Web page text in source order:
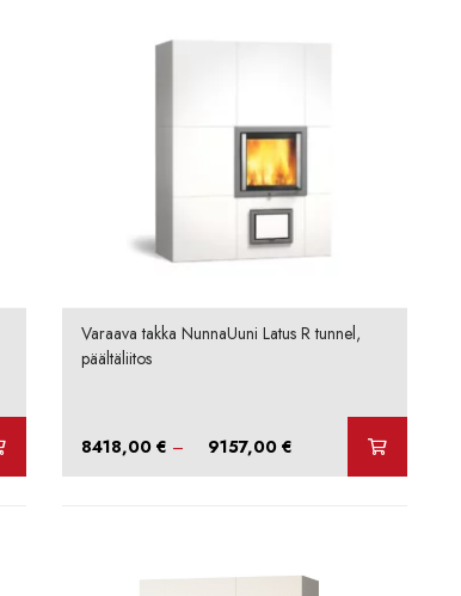
Varaava takka NunnaUuni Latus R tunnel,
päältäliitos
8418,00€ – 9157,00€ Hintaluokka: